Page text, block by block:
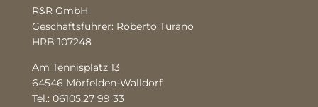
R&R GmbH
Geschäftsführer: Roberto Turano
HRB 107248
Am Tennisplatz 13
64546 Mörfelden-Walldorf
Tel.: 06105.27 99 33